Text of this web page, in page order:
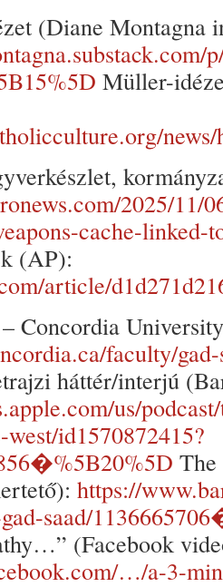
(Diane Montagna
Müller-
2025/11/
cache-
(AP):
article/
Concordia
faculty/
háttér/interjú
us/
id1570872415?
https://
saad/
(Facebook
…/a-3-